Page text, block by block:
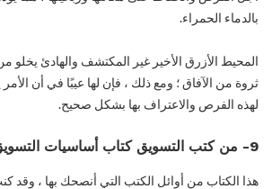
بالدماء الحمراء.
المحيط الأزرق الأخير غير المكتشف والهادئ يخلو
ثروة من الآفاق ؛ ومع ذلك ، فإن لها عيبًا في أن الأمر
لهذه الفرص والاعتراف بها بشكل صحيح.
9- من كتب التسويق كتاب أساسيات التسويق – فيليب كوتلر
هذا الكتاب من أوائل الكتب التي أنصحك بها ، وقد